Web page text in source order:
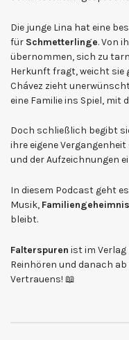
Die junge Lina hat eine
für Schmetterlinge. Von
übernommen, sich zu
Herkunft fragt, weicht sie
Chávez zieht
eine Familie ins Spiel, mit
Doch schließlich begibt
ihre eigene
und der Aufzeichnungen
In diesem Podcast geht
Musik,
bleibt.
Falterspuren ist im
Reinhören und danach
Vertrauens! 📖